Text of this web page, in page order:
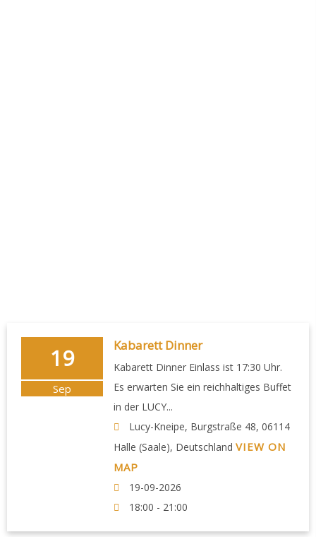
19
Sep
Kabarett Dinner
Kabarett Dinner Einlass ist 17:30 Uhr.
Es erwarten Sie ein reichhaltiges Buffet
in der LUCY...
Lucy-Kneipe, Burgstraße 48, 06114
Halle (Saale), Deutschland VIEW ON
MAP
19-09-2026
18:00 - 21:00